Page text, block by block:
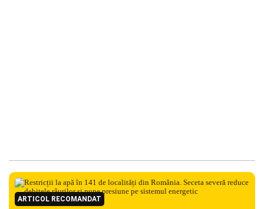
ARTICOL RECOMANDAT